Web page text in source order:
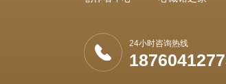
24小时咨询热线